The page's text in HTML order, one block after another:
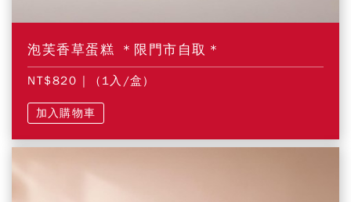
泡芙香草蛋糕 ＊限門市自取＊
NT$820 | (1入/盒)
加入購物車